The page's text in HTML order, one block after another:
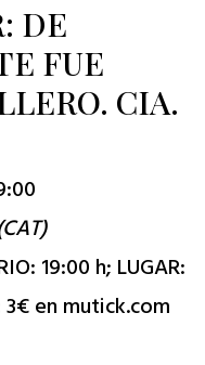
DE
FUE
CIA.
19:00 h; LUGAR:
3€ en mutick.com